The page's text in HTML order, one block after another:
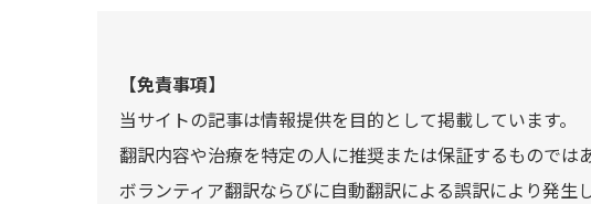
【免責事項】
当サイトの記事は情報提供を目的として掲載しています。
翻訳内容や治療を特定の人に推奨または保証するものでは
ボランティア翻訳ならびに自動翻訳による誤訳により発生